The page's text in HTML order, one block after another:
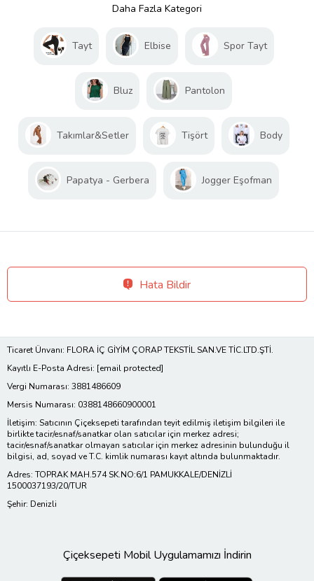
Daha Fazla Kategori
Tayt Elbise Spor Tayt
Bluz Pantolon
Takımlar&Setler Tişört Body
Papatya - Gerbera Jogger Eşofman
Hata Bildir
Ticaret Ünvanı: FLORA İÇ GİYİM ÇORAP TEKSTİL SAN.VE TİC.LTD.ŞTİ.
Kayıtlı E-Posta Adresi: [email protected]
Vergi Numarası: 3881486609
Mersis Numarası: 0388148660900001
İletişim: Satıcının Çiçeksepeti tarafından teyit edilmiş iletişim bilgileri ile
birlikte tacir/esnaf/sanatkar olan satıcılar için merkez adresi;
tacir/esnaf/sanatkar olmayan satıcılar için merkez adresinin bulunduğu il
bilgisi, ad, soyad ve T.C. kimlik numarası kayıt altında bulunmaktadır.
Adres: TOPRAK MAH.574 SK.NO:6/1 PAMUKKALE/DENİZLİ
1500037193/20/TUR
Şehir: Denizli
Çiçeksepeti Mobil Uygulamamızı İndirin